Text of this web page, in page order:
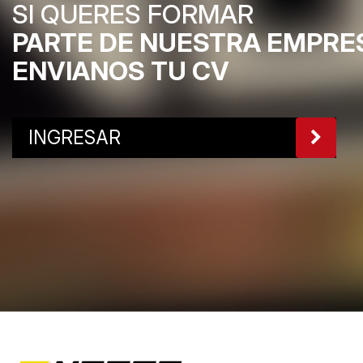
SI QUERES FORMAR
PARTE DE NUESTRA
ENVIANOS TU CV
INGRESAR